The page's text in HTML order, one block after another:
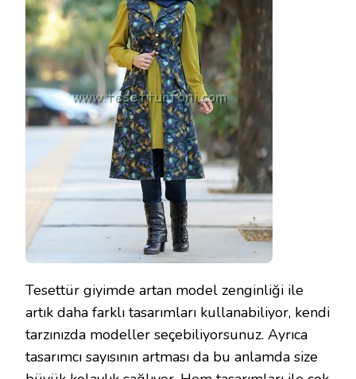
Tesettür giyimde artan model zenginliği ile
artık daha farklı tasarımları kullanabiliyor, kendi
tarzınızda modeller seçebiliyorsunuz. Ayrıca
tasarımcı sayısının artması da bu anlamda size